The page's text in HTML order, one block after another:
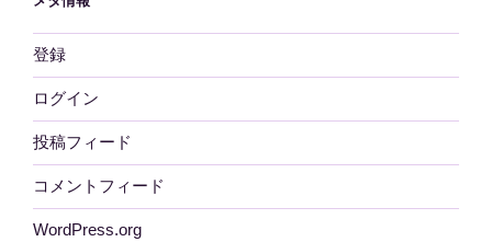
登録
ログイン
投稿フィード
コメントフィード
WordPress.org